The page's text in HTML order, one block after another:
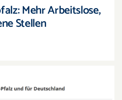
Mehr Arbeitslose,
Stellen